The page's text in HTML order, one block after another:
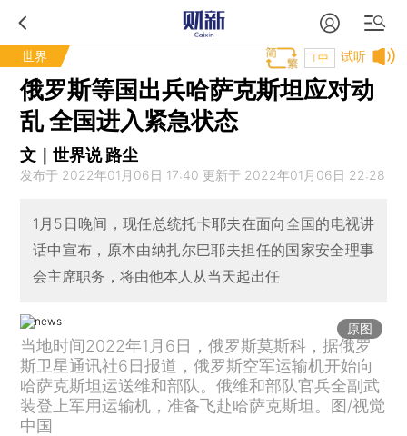
世界 试听
T中
俄罗斯等国出兵哈萨克斯坦应对动
乱 全国进入紧急状态
文｜世界说 路尘
发布于 2022年01月06日 17:40 更新于 2022年01月06日 22:28
1月5日晚间，现任总统托卡耶夫在面向全国的电视讲
话中宣布，原本由纳扎尔巴耶夫担任的国家安全理事
会主席职务，将由他本人从当天起出任
原图
当地时间2022年1月6日，俄罗斯莫斯科，据俄罗
斯卫星通讯社6日报道，俄罗斯空军运输机开始向
哈萨克斯坦运送维和部队。俄维和部队官兵全副武
装登上军用运输机，准备飞赴哈萨克斯坦。图/视觉
中国